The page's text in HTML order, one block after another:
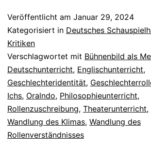
Veröffentlicht am Januar 29, 2024
Kategorisiert in Deutsches
Kritiken
Verschlagwortet mit Bühnenbild als
Deutschunterricht, Englischunterricht,
Geschlechteridentität,
Ichs, Oralndo, Philosophieunterricht,
Rollenzuschreibung, Theaterunterricht,
Wandlung des Klimas, Wandlung des
Rollenverständnisses